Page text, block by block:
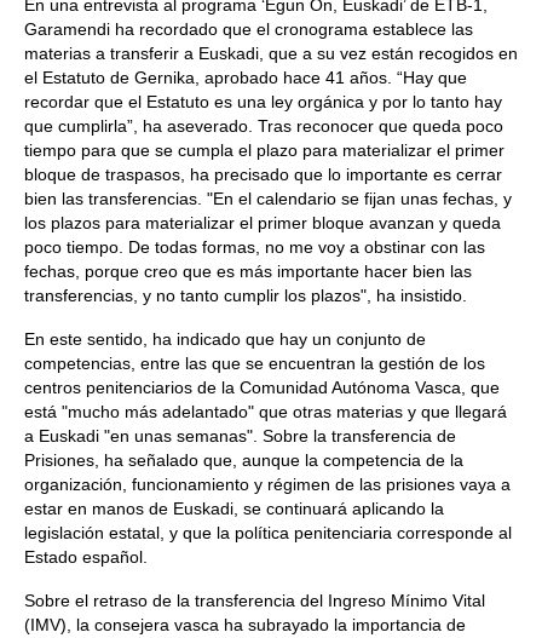
En una entrevista al programa ‘Egun On, Euskadi’ de ETB-1,
Garamendi ha recordado que el cronograma establece las
materias a transferir a Euskadi, que a su vez están recogidos en
el Estatuto de Gernika, aprobado hace 41 años. “Hay que
recordar que el Estatuto es una ley orgánica y por lo tanto hay
que cumplirla”, ha aseverado. Tras reconocer que queda poco
tiempo para que se cumpla el plazo para materializar el primer
bloque de traspasos, ha precisado que lo importante es cerrar
bien las transferencias. "En el calendario se fijan unas fechas, y
los plazos para materializar el primer bloque avanzan y queda
poco tiempo. De todas formas, no me voy a obstinar con las
fechas, porque creo que es más importante hacer bien las
transferencias, y no tanto cumplir los plazos", ha insistido.
En este sentido, ha indicado que hay un conjunto de
competencias, entre las que se encuentran la gestión de los
centros penitenciarios de la Comunidad Autónoma Vasca, que
está "mucho más adelantado" que otras materias y que llegará
a Euskadi "en unas semanas". Sobre la transferencia de
Prisiones, ha señalado que, aunque la competencia de la
organización, funcionamiento y régimen de las prisiones vaya a
estar en manos de Euskadi, se continuará aplicando la
legislación estatal, y que la política penitenciaria corresponde al
Estado español.
Sobre el retraso de la transferencia del Ingreso Mínimo Vital
(IMV), la consejera vasca ha subrayado la importancia de